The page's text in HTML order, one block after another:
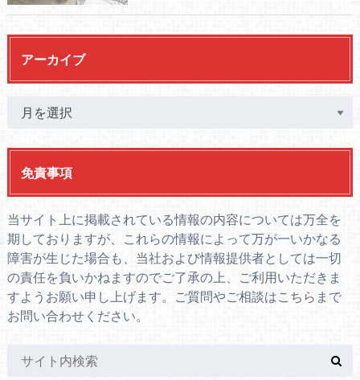
アーカイブ
免責事項
当サイト上に掲載されている情報の内容については万全を
期しておりますが、これらの情報によって万が一いかなる
障害が生じた場合も、当社および情報提供者としては一切
の責任を負いかねますのでご了承の上、ご利用いただきま
すようお願い申し上げます。ご質問やご相談はこちら まで
お問い合わせください。